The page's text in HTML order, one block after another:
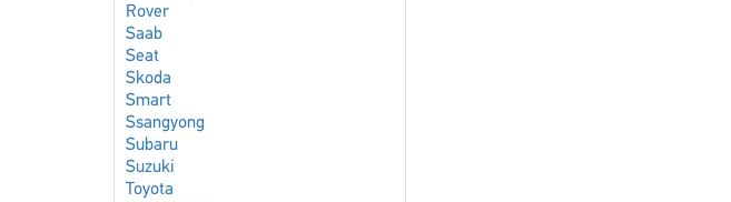
Rover
Saab
Seat
Skoda
Smart
Ssangyong
Subaru
Suzuki
Toyota